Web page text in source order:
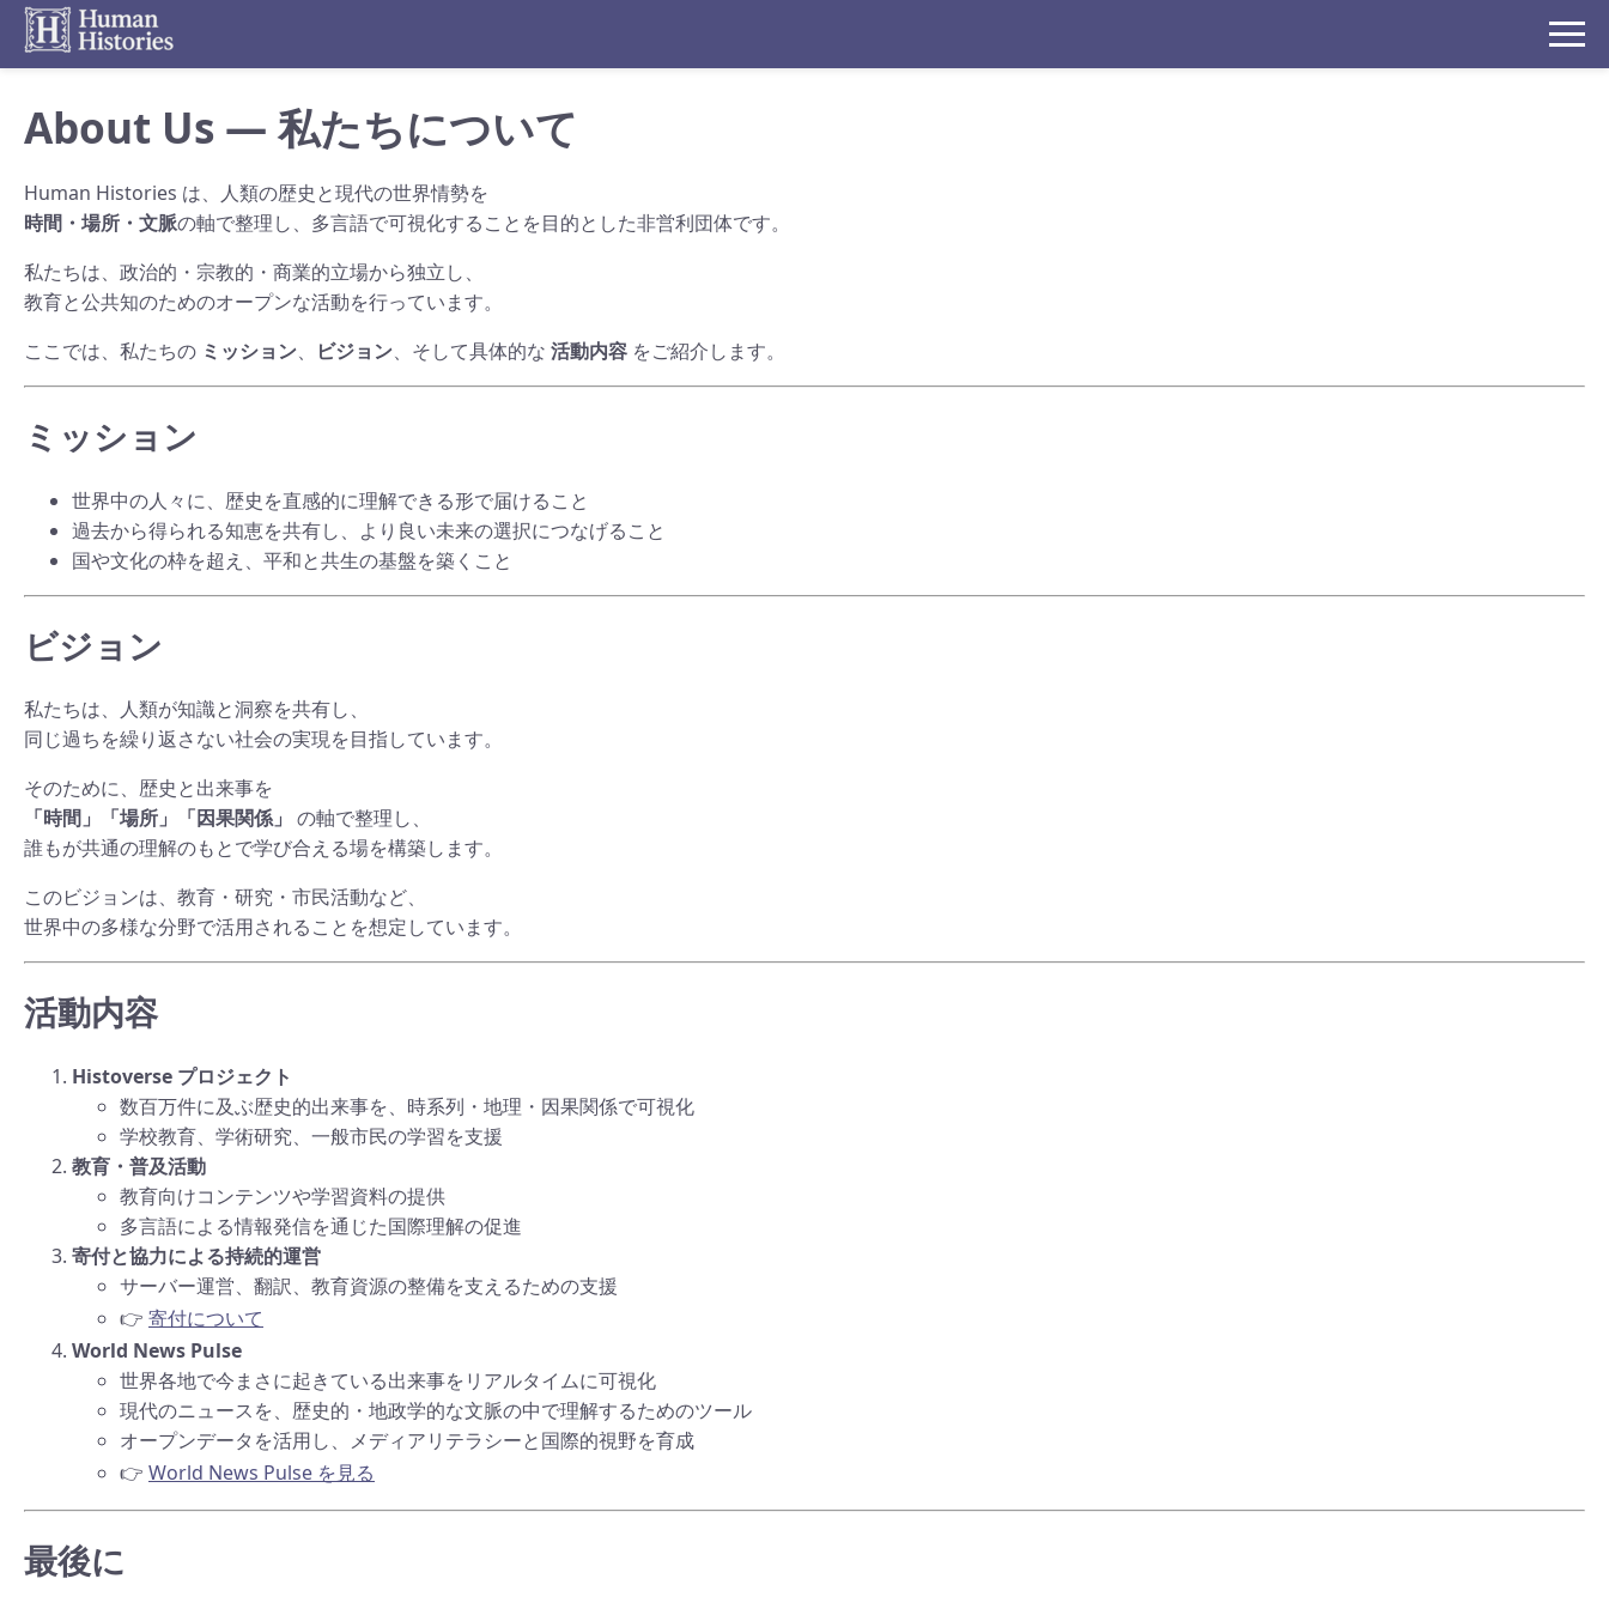
About Us — 私たちについて
Human Histories は、人類の歴史と現代の世界情勢を
時間・場所・文脈の軸で整理し、多言語で可視化することを目的とした非営利団体です。
私たちは、政治的・宗教的・商業的立場から独立し、
教育と公共知のためのオープンな活動を行っています。
ここでは、私たちの ミッション、 ビジョン、そして具体的な 活動内容 をご紹介します。
ミッション
世界中の人々に、歴史を直感的に理解できる形で届けること
過去から得られる知恵を共有し、より良い未来の選択につなげること
国や文化の枠を超え、平和と共生の基盤を築くこと
ビジョン
私たちは、人類が知識と洞察を共有し、
同じ過ちを繰り返さない社会の実現を目指しています。
そのために、歴史と出来事を
「時間」「場所」「因果関係」 の軸で整理し、
誰もが共通の理解のもとで学び合える場を構築します。
このビジョンは、教育・研究・市民活動など、
世界中の多様な分野で活用されることを想定しています。
活動内容
Histoverse プロジェクト
数百万件に及ぶ歴史的出来事を、時系列・地理・因果関係で可視化
学校教育、学術研究、一般市民の学習を支援
教育・普及活動
教育向けコンテンツや学習資料の提供
多言語による情報発信を通じた国際理解の促進
寄付と協力による持続的運営
サーバー運営、翻訳、教育資源の整備を支えるための支援
👉 寄付について
World News Pulse
世界各地で今まさに起きている出来事をリアルタイムに可視化
現代のニュースを、歴史的・地政学的な文脈の中で理解するためのツール
オープンデータを活用し、メディアリテラシーと国際的視野を育成
👉 World News Pulse を見る
最後に